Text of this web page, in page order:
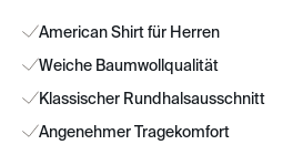
American Shirt für Herren
Weiche Baumwollqualität
Klassischer Rundhalsausschnitt
Angenehmer Tragekomfort